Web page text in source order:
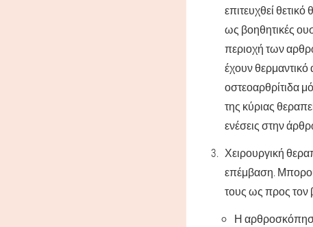
επιτευχθεί
ως βοηθητικές
περιοχή των
έχουν θερμαντικό
οστεοαρθρίτιδα
της κύριας
ενέσεις στην
Χειρουργική
επέμβαση.
τους ως προς
Η